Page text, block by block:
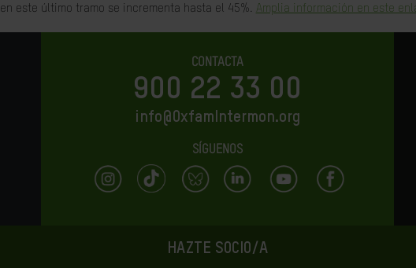
HAZTE SOCIO/A
en este último tramo se incrementa hasta el 45%. Amplia información en este
CONTACTA
900 22 33 00
info@OxfamIntermon.org
SÍGUENOS
LA IGUALDAD ES EL FUTURO